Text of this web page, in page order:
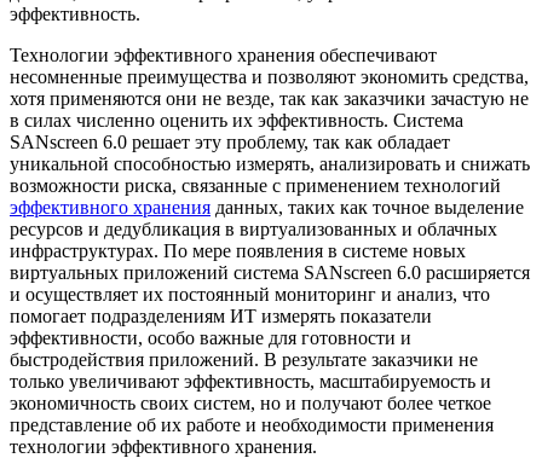
эффективность.
Технологии эффективного хранения обеспечивают
несомненные преимущества и позволяют экономить средства,
хотя применяются они не везде, так как заказчики зачастую не
в силах численно оценить их эффективность. Система
SANscreen 6.0 решает эту проблему, так как обладает
уникальной способностью измерять, анализировать и снижать
возможности риска, связанные с применением технологий
эффективного хранения данных, таких как точное выделение
ресурсов и дедубликация в виртуализованных и облачных
инфраструктурах. По мере появления в системе новых
виртуальных приложений система SANscreen 6.0 расширяется
и осуществляет их постоянный мониторинг и анализ, что
помогает подразделениям ИТ измерять показатели
эффективности, особо важные для готовности и
быстродействия приложений. В результате заказчики не
только увеличивают эффективность, масштабируемость и
экономичность своих систем, но и получают более четкое
представление об их работе и необходимости применения
технологии эффективного хранения.